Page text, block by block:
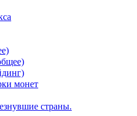
монет
страны.